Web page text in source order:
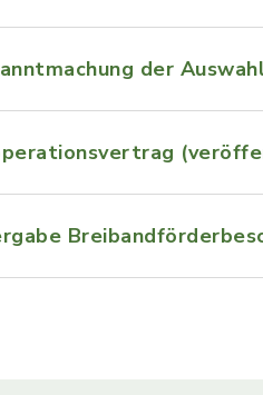
der